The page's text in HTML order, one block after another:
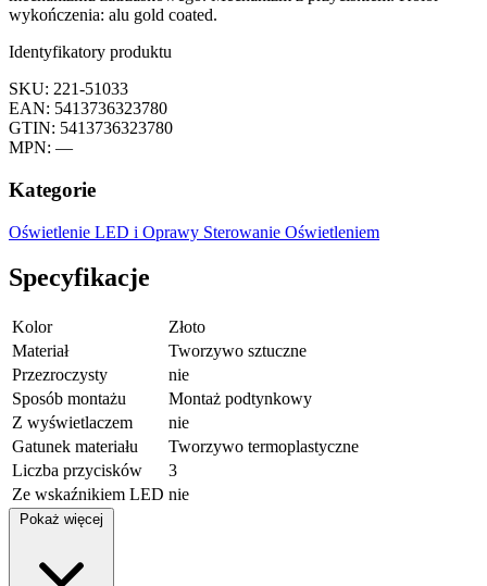
wykończenia: alu gold coated.
Identyfikatory produktu
SKU: 221-51033
EAN: 5413736323780
GTIN: 5413736323780
MPN: —
Kategorie
Oświetlenie LED i Oprawy Sterowanie Oświetleniem
Specyfikacje
Kolor
Złoto
Materiał
Tworzywo sztuczne
Przezroczysty
nie
Sposób montażu
Montaż podtynkowy
Z wyświetlaczem
nie
Gatunek materiału
Tworzywo termoplastyczne
Liczba przycisków
3
Ze wskaźnikiem LED nie
Pokaż więcej